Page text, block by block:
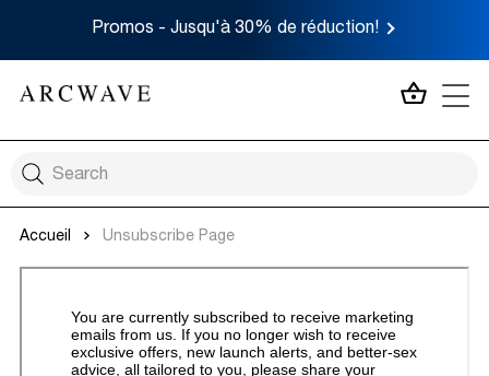
Promos - Jusqu'à 30% de réduction!
MON
Accueil Unsubscribe Page